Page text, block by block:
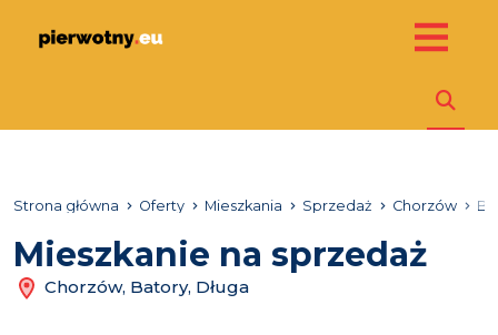
Strona główna Oferty Mieszkania Sprzedaż Chorzów
Mieszkanie na sprzedaż
Chorzów, Batory, Długa